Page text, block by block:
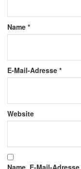
Name *
E-Mail-Adresse *
Website
Name, E-Mail-